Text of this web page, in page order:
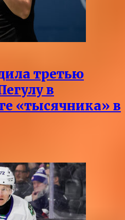
третью
в
«тысячника» в